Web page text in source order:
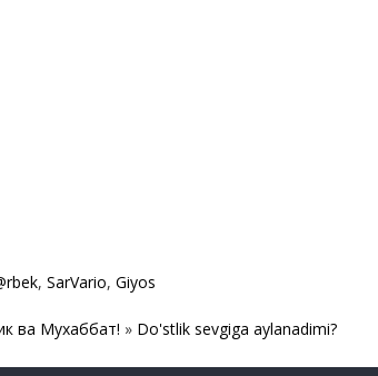
, SarVario, Giyos
ва Мухаббат! » Do'stlik sevgiga aylanadimi?